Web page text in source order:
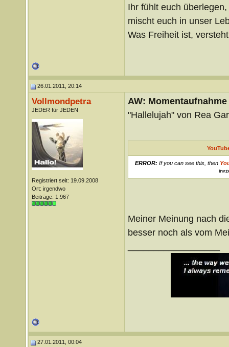
Ihr fühlt euch überlegen,
mischt euch in unser
Was Freiheit ist,
26.01.2011, 20:14
Vollmondpetra
JEDER für JEDEN
Registriert seit: 19.09.2008
Ort: irgendwo
Beiträge: 1.967
AW: Momentaufnahme
"Hallelujah" von Rea
ERROR: If you can see this, then
Meiner Meinung nach
besser noch als vom
27.01.2011, 00:04